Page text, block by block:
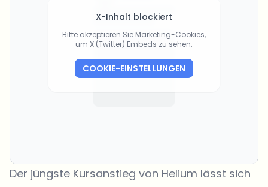
X-Inhalt blockiert
Bitte akzeptieren Sie Marketing-Cookies,
um X (Twitter) Embeds zu sehen.
COOKIE-EINSTELLUNGEN
Der jüngste Kursanstieg von Helium lässt sich